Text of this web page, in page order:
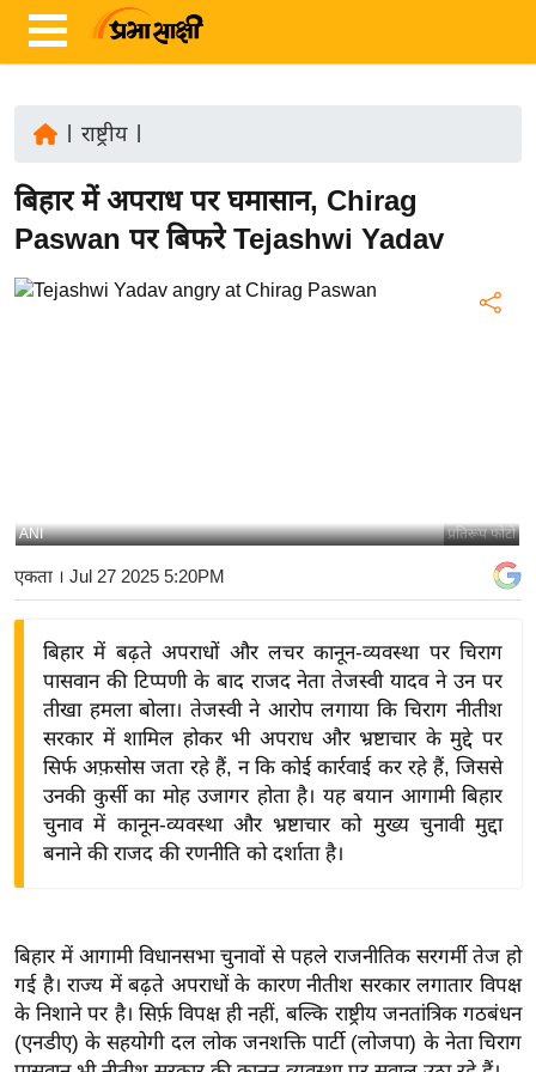
ज़ा
ख
र
ष्ट्री
बि
द्यो
शे
ष
ज्ञ
रा
राष्ट्रीय|
बिहार में अपराध पर घमासान, Chirag
Paswan पर बिफरे Tejashwi Yadav
प्रतिरूप फोटो
ANI
एकता । Jul 27 2025 5:20PM
बिहार में बढ़ते अपराधों और लचर कानून-व्यवस्था पर चिराग
पासवान की टिप्पणी के बाद राजद नेता तेजस्वी यादव ने उन पर
तीखा हमला बोला। तेजस्वी ने आरोप लगाया कि चिराग नीतीश
सरकार में शामिल होकर भी अपराध और भ्रष्टाचार के मुद्दे पर
सिर्फ अफ़सोस जता रहे हैं, न कि कोई कार्रवाई कर रहे हैं, जिससे
उनकी कुर्सी का मोह उजागर होता है। यह बयान आगामी बिहार
चुनाव में कानून-व्यवस्था और भ्रष्टाचार को मुख्य चुनावी मुद्दा
बनाने की राजद की रणनीति को दर्शाता है।
बिहार में आगामी विधानसभा चुनावों से पहले राजनीतिक सरगर्मी तेज हो
गई है। राज्य में बढ़ते अपराधों के कारण नीतीश सरकार लगातार विपक्ष
के निशाने पर है। सिर्फ़ विपक्ष ही नहीं, बल्कि राष्ट्रीय जनतांत्रिक गठबंधन
(एनडीए) के सहयोगी दल लोक जनशक्ति पार्टी (लोजपा) के नेता चिराग